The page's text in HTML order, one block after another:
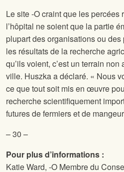
Le site-O craint que les percées
l’hôpital ne soient que la partie
plupart des organisations ou
les résultats de la recherche
qu’ils voient, c’est un terrain
ville. Huszka a déclaré. « Nous
ce que tout soit mis en œuvre
recherche scientifiquement
futures de fermiers et de
– 30 –
Pour plus d’informations :
Katie Ward, -O Membre du